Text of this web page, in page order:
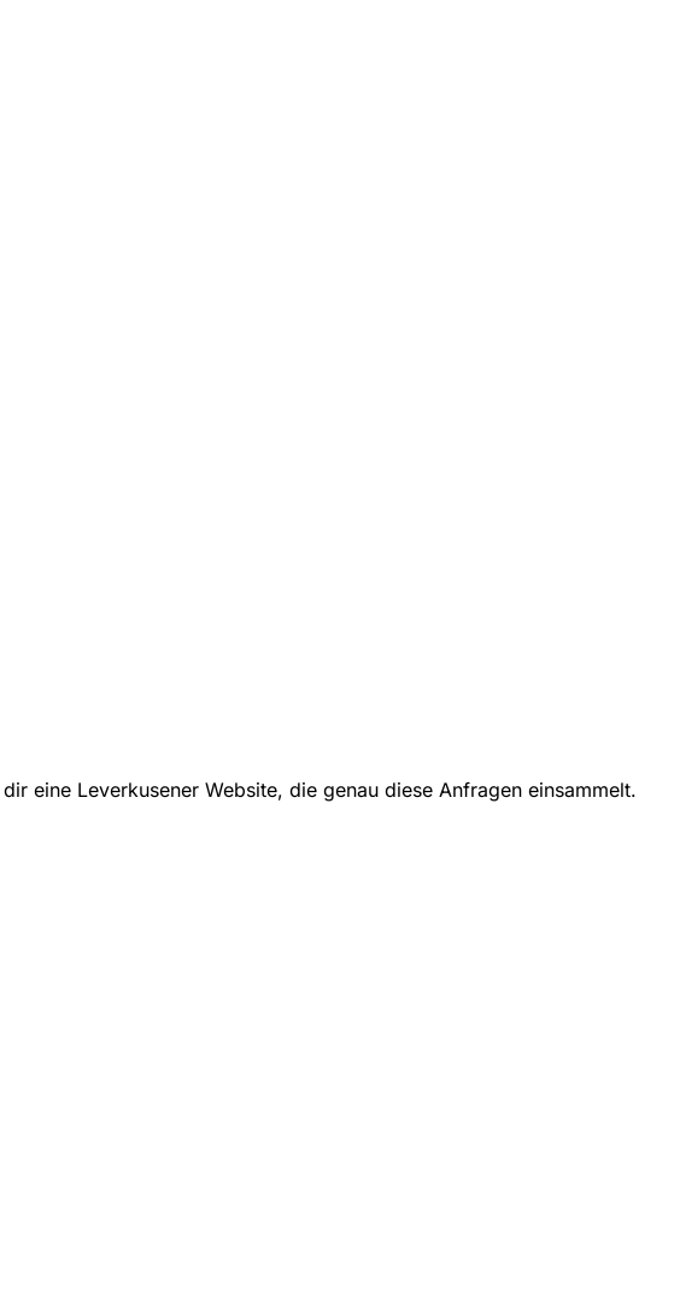
eine Leverkusener Website, die genau diese Anfragen einsammelt.